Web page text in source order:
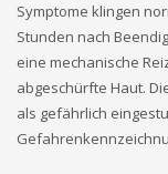
Symptome klingen
Stunden nach
eine mechanische
abgeschürfte Haut.
als gefährlich